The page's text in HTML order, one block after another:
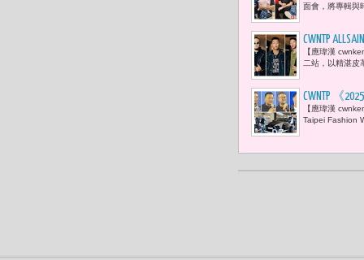
面會，將專輯與
CWNTP
搖滾氛圍
【應瑋漢
二站，以精湛皮
CWNTP 《
局局長蔡
【應瑋漢
Taipei Fashion